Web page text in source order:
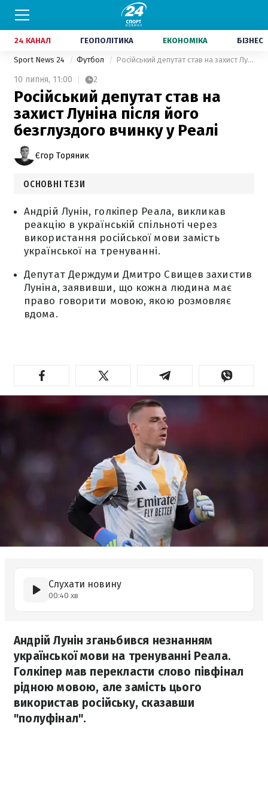
24 КАНАЛ ГЕОПОЛІТИКА ЕКОНОМІКА БІЗНЕС
Sport News 24 Футбол Російський депутат став на захист Луніна після його безглуздого вчинку у Реалі
10 липня, 11:00 2
Російський депутат став на
захист Луніна після його
безглуздого вчинку у Реалі
Єгор Торяник
ОСНОВНІ ТЕЗИ
Андрій Лунін, голкіпер Реала, викликав
реакцію в українській спільноті через
використання російської мови замість
української на тренуванні.
Депутат Держдуми Дмитро Свищев захистив
Луніна, заявивши, що кожна людина має
право говорити мовою, якою розмовляє
вдома.
Слухати новину
00:40 хв
Андрій Лунін зганьбився незнанням
української мови на тренуванні Реала.
Голкіпер мав перекласти слово півфінал
рідною мовою, але замість цього
використав російську, сказавши
"полуфінал".